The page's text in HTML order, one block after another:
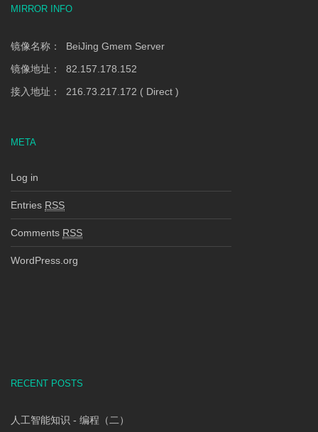
MIRROR INFO
镜像名称： BeiJing Gmem Server
镜像地址： 82.157.178.152
接入地址： 216.73.217.172 ( Direct )
META
Log in
Entries RSS
Comments RSS
WordPress.org
RECENT POSTS
人工智能知识 - 编程（二）